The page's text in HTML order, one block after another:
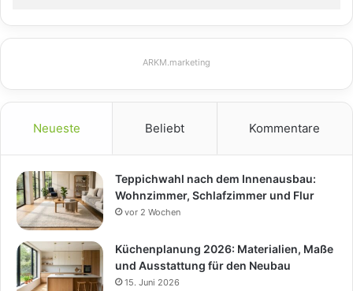
ARKM.marketing
Neueste Beliebt Kommentare
Teppichwahl nach dem Innenausbau:
Wohnzimmer, Schlafzimmer und Flur
vor 2 Wochen
Küchenplanung 2026: Materialien, Maße
und Ausstattung für den Neubau
15. Juni 2026